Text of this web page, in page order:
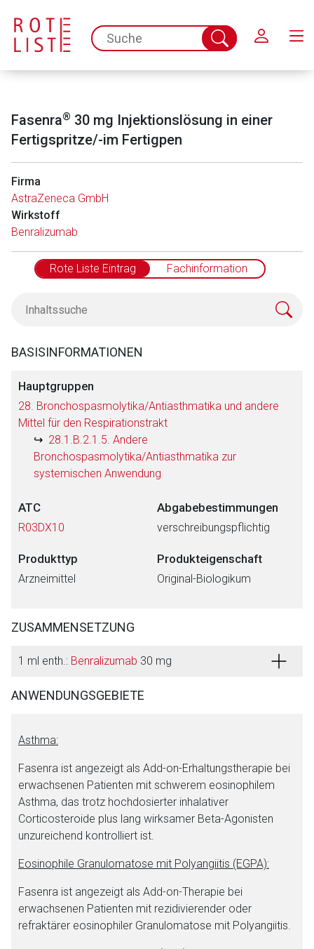
spc.search.input.placeholder
Suche
abschicken
Fasenra® 30 mg Injektionslösung in einer
Fertigspritze/-im Fertigpen
Firma
AstraZeneca GmbH
Wirkstoff
Benralizumab
Rote Liste Eintrag Fachinformation
BASISINFORMATIONEN
Hauptgruppen
28. Bronchospasmolytika/Antiasthmatika und andere
Mittel für den Respirationstrakt
28.1.B.2.1.5. Andere
Bronchospasmolytika/Antiasthmatika zur
systemischen Anwendung
ATC
R03DX10
Abgabebestimmungen
verschreibungspflichtig
Produkttyp
Arzneimittel
Produkteigenschaft
Original-Biologikum
ZUSAMMENSETZUNG
1 ml enth.: Benralizumab 30 mg
ANWENDUNGSGEBIETE
Asthma:
Fasenra ist angezeigt als Add-on-Erhaltungstherapie bei
erwachsenen Patienten mit schwerem eosinophilem
Asthma, das trotz hochdosierter inhalativer
Corticosteroide plus lang wirksamer Beta-Agonisten
unzureichend kontrolliert ist.
Eosinophile Granulomatose mit Polyangiitis (EGPA):
Fasenra ist angezeigt als Add-on-Therapie bei
erwachsenen Patienten mit rezidivierender oder
refraktärer eosinophiler Granulomatose mit Polyangiitis.